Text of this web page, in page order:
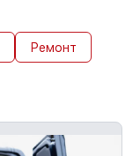
Ремонт